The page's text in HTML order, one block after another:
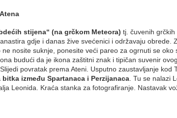
stijena“ (na grčkom Meteora) tj. čuvenih
gdje i danas žive svećenici i održavaju obrede.
nosite suknje, ponesite veći pareo za ogrnuti se
budući da je ikona zaštitni znak i tipičan suvenir
povratak prema Ateni. Usputno zaustavljanje kod
bitka između Spartanaca i Perzijanaca. Tu se nalazi
Leonida. Kraća stanka za fotografiranje. Nastavak